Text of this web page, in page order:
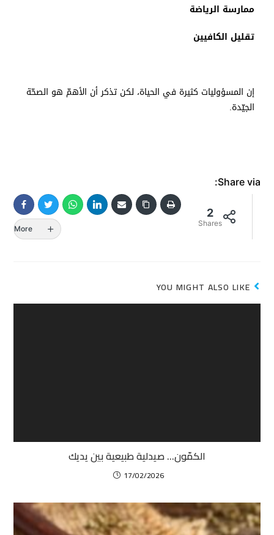
ممارسة الرياضة
تقليل الكافيين
إن المسؤوليات كثيرة في الحياة، لكن تذكر أن الأهمّ هو الصحّة
الجيّدة.
Share via:
2
Shares
More
YOU MIGHT ALSO LIKE
الكمّون… صيدلية طبيعية بين يديك
17/02/2026